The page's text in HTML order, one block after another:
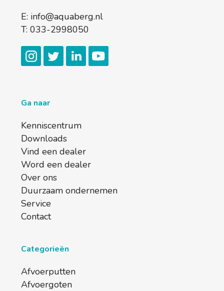
E: info@aquaberg.nl
T: 033-2998050
Ga naar
Kenniscentrum
Downloads
Vind een dealer
Word een dealer
Over ons
Duurzaam ondernemen
Service
Contact
Categorieën
Afvoerputten
Afvoergoten